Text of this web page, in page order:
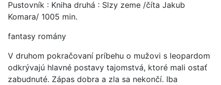
Pustovník : Kniha druhá : Slzy zeme /číta Jakub
Komara/ 1005 min.
fantasy romány
V druhom pokračovaní príbehu o mužovi s leopardom
odkrývajú hlavné postavy tajomstvá, ktoré mali ostať
zabudnuté. Zápas dobra a zla sa nekončí. Iba